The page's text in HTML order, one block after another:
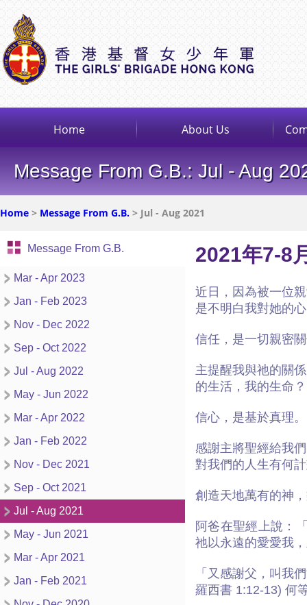
Home About Us
Message From G.B.: Jul - Aug
Home > Message From G.B. > Jul - Aug 2021
Message From G.B.
Mar - Apr 2023
Jan - Feb 2023
Nov - Dec 2022
Sep - Oct 2022
Jul - Aug 2022
May - Jun 2022
Mar - Apr 2022
Jan - Feb 2022
Nov - Dec 2021
Sep - Oct 2021
Jul - Aug 2021
May - Jun 2021
Mar - Apr 2021
Jan - Feb 2021
2021年7-8
近日，因為被一位
是不明白我對她的
信任，是一切親密
主提醒我與祂的關
的生活，我的生命？
信心，是基於真理。
感謝主將聖經給我
對我們的人生有何
創造天地萬有的神
阿爸在聖經上說：
祂以永遠的愛愛我
「又感謝父，叫我
羅西書 1:12-13) 何